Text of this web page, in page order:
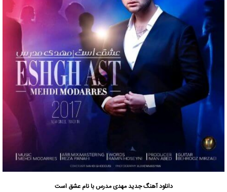
دانلود آهنگ جدیدمهدی مدرسبا نام عشق است